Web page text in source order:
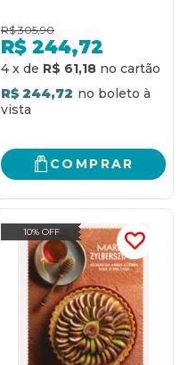
R$ 305,90
R$ 244,72
4 x de R$ 61,18
R$ 244,72
COMPRAR
10% OFF